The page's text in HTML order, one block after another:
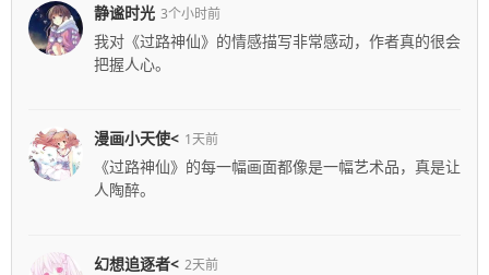
静谧时光 3个小时前
我对《过路神仙》的情感描写非常感动，作者真的很会
把握人心。
漫画小天使< 1天前
《过路神仙》的每一幅画面都像是一幅艺术品，真是让
人陶醉。
幻想追逐者< 2天前